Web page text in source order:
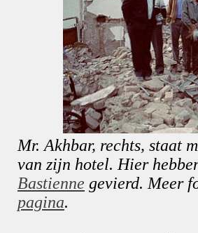
Mr. Akhbar, rechts, staat
van zijn hotel. Hier
Bastienne gevierd. Meer
pagina.